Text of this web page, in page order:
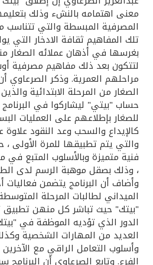
اتصل بنا
مواقع الفروع وأجهزة الصرف الآلي
ألمانيا
ماليزيا
تركيا
مصر
المملكة المتحدة
مملكة البحرين
معنى اهتمامه بالنشء وذلك
المصرفية المبسطة والتي
تلك المفاهيم ثقافة الادخار التي
بغرسها في أذهان عملائه الصغار
لتتكون بعد ذلك مفاهيم مصرفية
مراحلهم العمرية. وذكر الصرعاوي
الصغار من المرحلة الابتدائية
حساب "بيتي" ليشاركوا في
للصغار بإطلاعهم على العمليات
كالإيداع والسحب وعد النقود
والتي يتم تطبيقها للمرة الأولى
فنية متميزة وبالأسلوب المتبع في
، وذلك بصقل موهبة الرسم لدى
وأضاف أن البرنامج يتضمن فعاليات
الميداني لطالبات المرحلة
"بيتك" حيث تباشر كل منهن تطبيق
الدور الذي تؤديه الموظفة في
العديد من المهارات الشخصية
وأسلوب التعامل الراقي مع